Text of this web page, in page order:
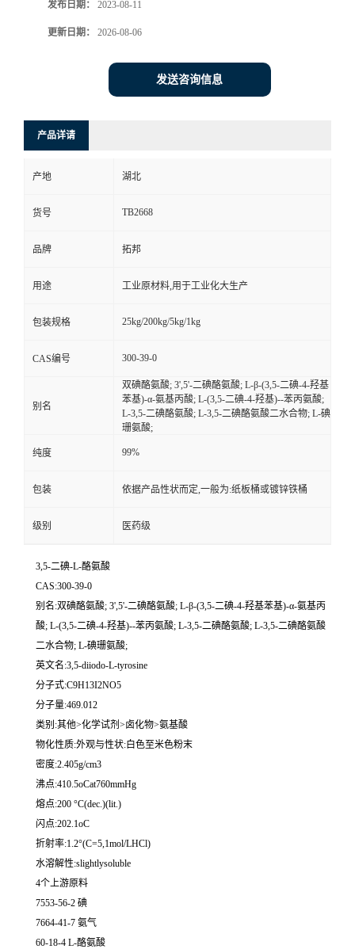
发布日期： 2023-08-11
更新日期： 2026-08-06
发送咨询信息
产品详请
产地 湖北
货号 TB2668
品牌 拓邦
用途 工业原材料,用于工业化大生产
包装规格 25kg/200kg/5kg/1kg
CAS编号 300-39-0
别名
双碘酪氨酸; 3',5'-二碘酪氨酸; L-β-(3,5-二碘-4-羟基
苯基)-α-氨基丙酸; L-(3,5-二碘-4-羟基)--苯丙氨酸;
L-3,5-二碘酪氨酸; L-3,5-二碘酪氨酸二水合物; L-碘
珊氨酸;
纯度 99%
包装 依据产品性状而定,一般为:纸板桶或镀锌铁桶
级别 医药级
3,5-二碘-L-酪氨酸
CAS:300-39-0
别名:双碘酪氨酸; 3',5'-二碘酪氨酸; L-β-(3,5-二碘-4-羟基苯基)-α-氨基丙
酸; L-(3,5-二碘-4-羟基)--苯丙氨酸; L-3,5-二碘酪氨酸; L-3,5-二碘酪氨酸
二水合物; L-碘珊氨酸;
英文名:3,5-diiodo-L-tyrosine
分子式:C9H13I2NO5
分子量:469.012
类别:其他>化学试剂>卤化物>氨基酸
物化性质:外观与性状:白色至米色粉末
密度:2.405g/cm3
沸点:410.5oCat760mmHg
熔点:200 °C(dec.)(lit.)
闪点:202.1oC
折射率:1.2°(C=5,1mol/LHCl)
水溶解性:slightlysoluble
4个上游原料
7553-56-2 碘
7664-41-7 氨气
60-18-4 L-酪氨酸